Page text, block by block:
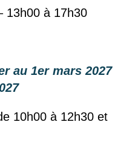
13h00 à 17h30
au 1er mars 2027
10h00 à 12h30 et